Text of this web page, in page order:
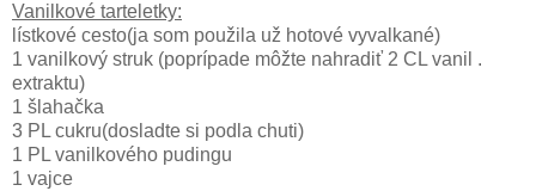
Vanilkové tarteletky:
lístkové cesto(ja som použila už hotové vyvalkané)
1 vanilkový struk (poprípade môžte nahradiť 2 CL vanil .
extraktu)
1 šlahačka
3 PL cukru(dosladte si podla chuti)
1 PL vanilkového pudingu
1 vajce